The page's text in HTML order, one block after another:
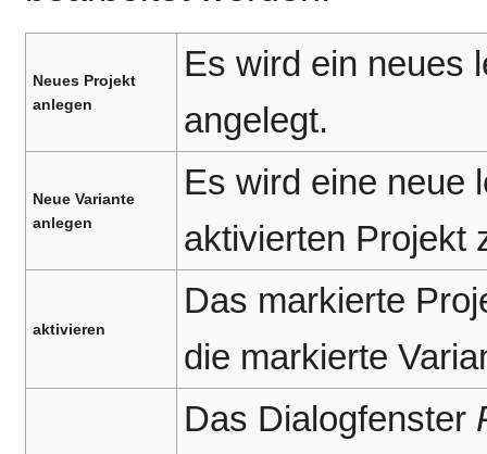
Neues Projekt
anlegen
Es wird ein neues
angelegt.
Neue Variante
anlegen
Es wird eine neue
aktivierten Projekt
aktivieren
Das markierte
die markierte
Das Dialogfenster